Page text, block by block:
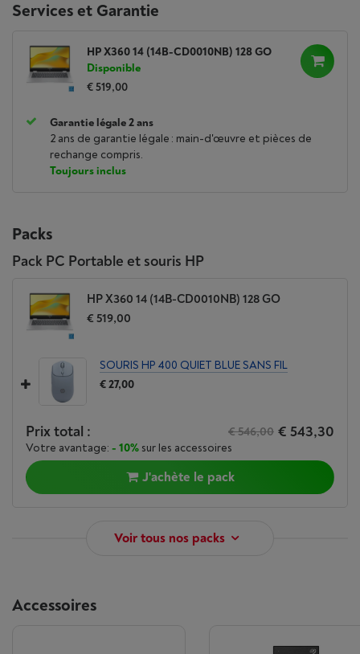
Services et Garantie
HP X360 14 (14B-CD0010NB) 128 GO
Disponible
€ 519,00
Garantie légale 2 ans
2 ans de garantie légale : main-d'œuvre et pièces de
rechange compris.
Toujours inclus
Packs
Pack PC Portable et souris HP
HP X360 14 (14B-CD0010NB) 128 GO
€ 519,00
SOURIS HP 400 QUIET BLUE SANS FIL
€ 27,00
Prix total : € 546,00 € 543,30
Votre avantage: - 10% sur les accessoires
J'achète le pack
Voir tous nos packs
Accessoires